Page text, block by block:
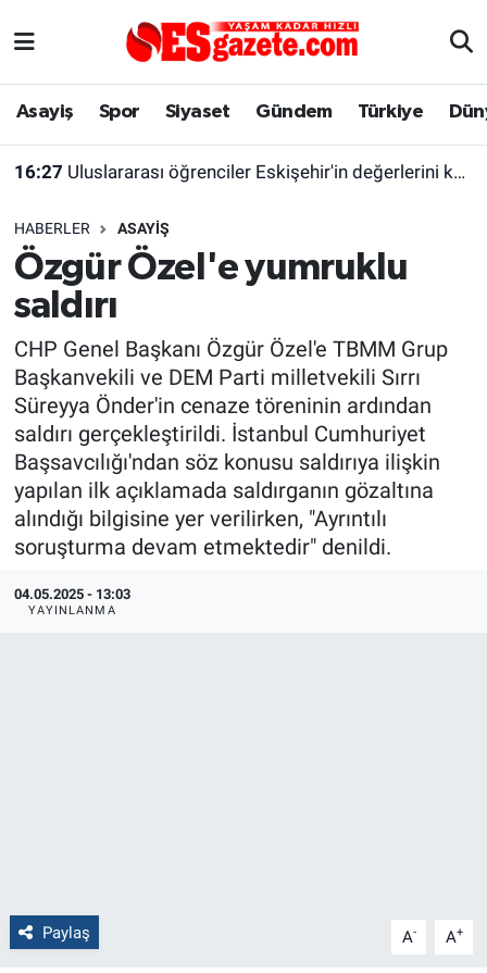
Asayiş Spor Siyaset Gündem Türkiye
16:27 Uluslararası öğrenciler Eskişehir'in değerlerini keşfetti
HABERLER ASAYIŞ
Özgür Özel'e yumruklu
saldırı
CHP Genel Başkanı Özgür Özel'e TBMM Grup
Başkanvekili ve DEM Parti milletvekili Sırrı
Süreyya Önder'in cenaze töreninin ardından
saldırı gerçekleştirildi. İstanbul Cumhuriyet
Başsavcılığı'ndan söz konusu saldırıya ilişkin
yapılan ilk açıklamada saldırganın gözaltına
alındığı bilgisine yer verilirken, "Ayrıntılı
soruşturma devam etmektedir" denildi.
04.05.2025 - 13:03
YAYINLANMA
Paylaş A- A+
Asayiş
Gündem
Türkiye
Dünya
Sağlık
Alış-Veriş/İş dünyası
Yaşam
Eskişehirspor Arşivi
Eskişehir Arşivi
Röportaj
Ekonomi
Kültür Sanat
Politika
Magazin
Eskişehir Nöbetçi Eczaneler
Süper Lig Puan Durumu ve Fikstür
Tüm Manşetler
Son Dakika Haberleri
Haber Arşivi